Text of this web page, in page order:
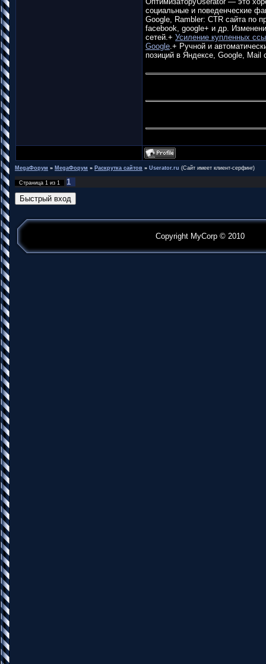
социальные и поведенческие
Google, Rambler: CTR сайта по
facebook, google+ и др.
сетей.+ Усиление купленных
Google.+ Ручной и
позиций в Яндексе, Google,
MegaФорум » MegaФорум » Раскрутка сайтов » Userator.ru (Сайт имеет клиент-серфинг)
Страница 1 из 1 1
Copyright MyCorp © 2010